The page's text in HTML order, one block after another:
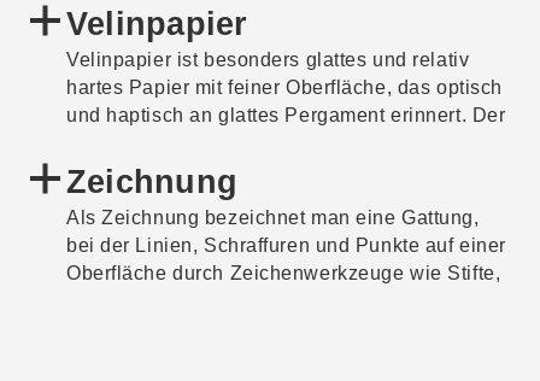
gelöst sind. Sie unterscheiden sich daher von
Farbstoffen.
werden. Durch die Aushärtung haftet die Tinte,
sodass Drucke auf unterschiedlichen
Materialien wie zum Beispiel Holz, Glas oder
Metall möglich sind.
Velinpapier
Velinpapier ist besonders glattes und relativ
hartes Papier mit feiner Oberfläche, das optisch
und haptisch an glattes Pergament erinnert. Der
(Kalbsleder) ab.
Zeichnung
Als Zeichnung bezeichnet man eine Gattung,
bei der Linien, Schraffuren und Punkte auf einer
Oberfläche durch Zeichenwerkzeuge wie Stifte,